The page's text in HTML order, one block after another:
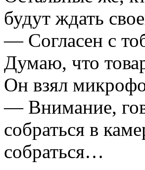
будут ждать
— Согласен с
Думаю, что
Он взял
— Внимание,
собраться в
собраться…